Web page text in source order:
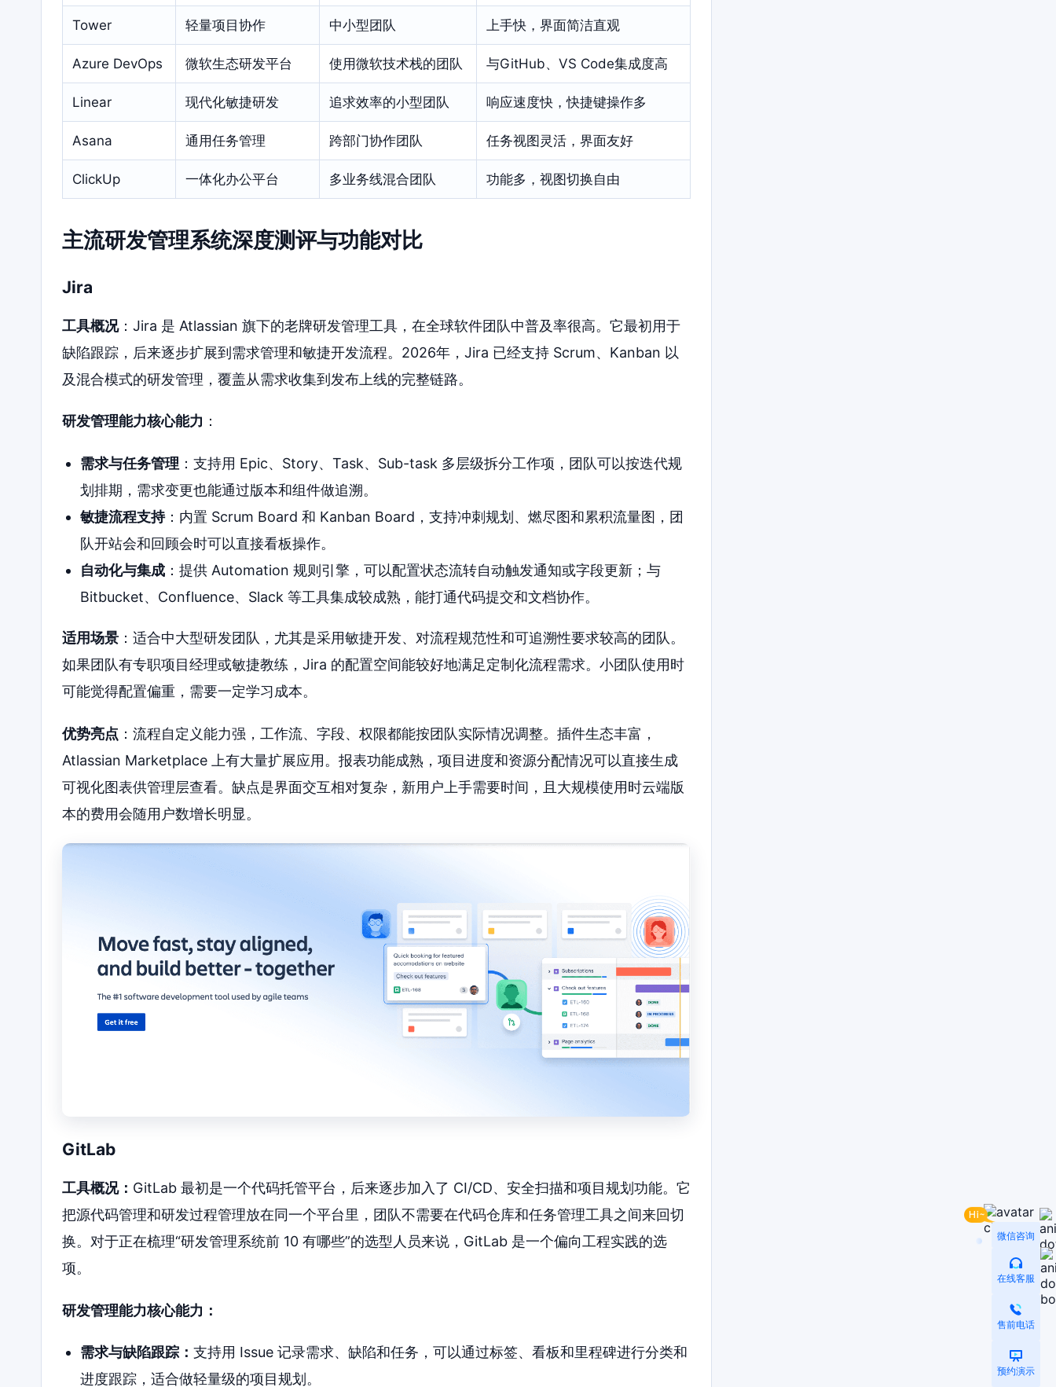
Tower 轻量项目协作 中小型团队 上手快，界面简洁直观
Azure DevOps 微软生态研发平台 使用微软技术栈的团队 与GitHub、VS Code集成度高
Linear 现代化敏捷研发 追求效率的小型团队 响应速度快，快捷键操作多
Asana 通用任务管理 跨部门协作团队 任务视图灵活，界面友好
ClickUp 一体化办公平台 多业务线混合团队 功能多，视图切换自由
主流研发管理系统深度测评与功能对比
Jira
工具概况：Jira 是 Atlassian 旗下的老牌研发管理工具，在全球软件团队中普及率很高。它最初用于
缺陷跟踪，后来逐步扩展到需求管理和敏捷开发流程。2026年，Jira 已经支持 Scrum、Kanban 以
及混合模式的研发管理，覆盖从需求收集到发布上线的完整链路。
研发管理能力核心能力 ：
需求与任务管理 ：支持用 Epic、Story、Task、Sub-task 多层级拆分工作项，团队可以按迭代规
划排期，需求变更也能通过版本和组件做追溯。
敏捷流程支持：内置 Scrum Board 和 Kanban Board，支持冲刺规划、燃尽图和累积流量图，团
队开站会和回顾会时可以直接看板操作。
自动化与集成：提供 Automation 规则引擎，可以配置状态流转自动触发通知或字段更新；与
Bitbucket、Confluence、Slack 等工具集成较成熟，能打通代码提交和文档协作。
适用场景 ：适合中大型研发团队，尤其是采用敏捷开发、对流程规范性和可追溯性要求较高的团队。
如果团队有专职项目经理或敏捷教练，Jira 的配置空间能较好地满足定制化流程需求。小团队使用时
可能觉得配置偏重，需要一定学习成本。
优势亮点 ：流程自定义能力强，工作流、字段、权限都能按团队实际情况调整。插件生态丰富，
Atlassian Marketplace 上有大量扩展应用。报表功能成熟，项目进度和资源分配情况可以直接生成
可视化图表供管理层查看。缺点是界面交互相对复杂，新用户上手需要时间，且大规模使用时云端版
本的费用会随用户数增长明显。
GitLab
工具概况： GitLab 最初是一个代码托管平台，后来逐步加入了 CI/CD、安全扫描和项目规划功能。它
把源代码管理和研发过程管理放在同一个平台里，团队不需要在代码仓库和任务管理工具之间来回切
换。对于正在梳理“研发管理系统前 10 有哪些”的选型人员来说，GitLab 是一个偏向工程实践的选
项。
研发管理能力核心能力：
需求与缺陷跟踪： 支持用 Issue 记录需求、缺陷和任务，可以通过标签、看板和里程碑进行分类和
进度跟踪，适合做轻量级的项目规划。
微信咨询
在线客服
售前电话
预约演示